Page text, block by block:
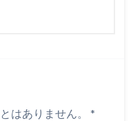
はありません。
*